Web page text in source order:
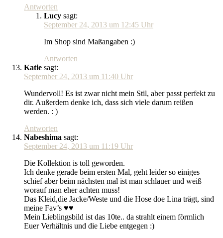
Antworten
Lucy sagt:
September 24, 2013 um 12:45 Uhr
Im Shop sind Maßangaben :)
Antworten
Katie sagt:
September 24, 2013 um 11:40 Uhr
Wundervoll! Es ist zwar nicht mein Stil, aber passt perfekt zu
dir. Außerdem denke ich, dass sich viele darum reißen
werden. : )
Antworten
Nabeshima sagt:
September 24, 2013 um 11:19 Uhr
Die Kollektion is toll geworden.
Ich denke gerade beim ersten Mal, geht leider so einiges
schief aber beim nächsten mal ist man schlauer und weiß
worauf man eher achten muss!
Das Kleid,die Jacke/Weste und die Hose doe Lina trägt, sind
meine Fav’s ♥♥
Mein Lieblingsbild ist das 10te.. da strahlt einem förmlich
Euer Verhältnis und die Liebe entgegen :)